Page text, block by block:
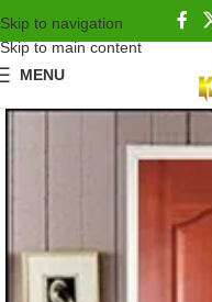
Skip to navigation
Skip to main content
MENU